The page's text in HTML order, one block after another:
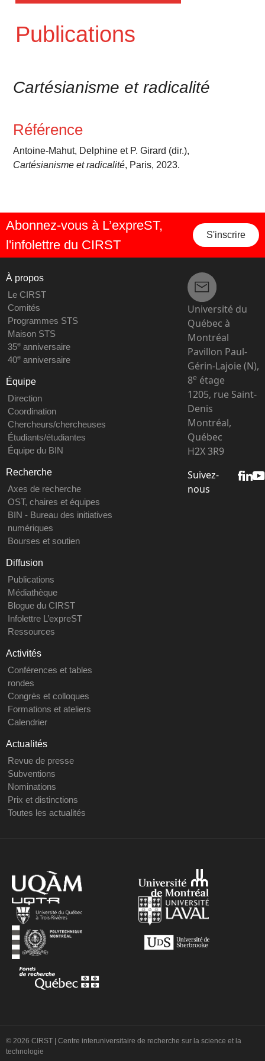
Publications
Cartésianisme et radicalité
Référence
Antoine-Mahut, Delphine et P. Girard (dir.),
Cartésianisme et radicalité, Paris, 2023.
Abonnez-vous à L’expreST,
l'infolettre du CIRST
S'inscrire
À propos
Le CIRST
Comités
Programmes STS
Maison STS
35eanniversaire
40eanniversaire
Équipe
Direction
Coordination
Chercheurs/chercheuses
Étudiants/étudiantes
Équipe du BIN
Recherche
Axes de recherche
OST, chaires et équipes
BIN - Bureau des initiatives
numériques
Bourses et soutien
Diffusion
Publications
Médiathèque
Blogue du CIRST
Infolettre L’expreST
Ressources
Activités
Conférences et tables
rondes
Congrès et colloques
Formations et ateliers
Calendrier
Actualités
Revue de presse
Subventions
Nominations
Prix et distinctions
Toutes les actualités
Université du
Québec à
Montréal
Pavillon Paul-
Gérin-Lajoie (N),
8e étage
1205, rue Saint-
Denis
Montréal,
Québec
H2X 3R9
Suivez-
nous
© 2026 CIRST | Centre interuniversitaire de recherche sur la science et la
technologie